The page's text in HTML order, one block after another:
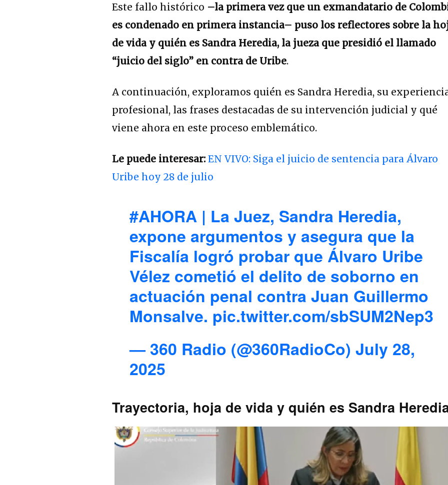
Este fallo histórico –la primera vez que un exmandatario de
es condenado en primera instancia– puso los reflectores sobre la
de vida y quién es Sandra Heredia, la jueza que presidió el llamado
“juicio del siglo” en contra de Uribe.
A continuación, exploramos quién es Sandra Heredia, su
profesional, las frases destacadas de su intervención judicial y qué
viene ahora en este proceso emblemático.
Le puede interesar:EN VIVO: Siga el juicio de sentencia para Álvaro
Uribe hoy 28 de julio
#AHORA | La Juez, Sandra Heredia,
expone argumentos y asegura que la
Fiscalía logró probar que Álvaro Uribe
Vélez cometió el delito de soborno en
actuación penal contra Juan Guillermo
Monsalve. pic.twitter.com/sbSUM2Nep3
— 360 Radio (@360RadioCo)July 28,
2025
Trayectoria, hoja de vida y quién es Sandra